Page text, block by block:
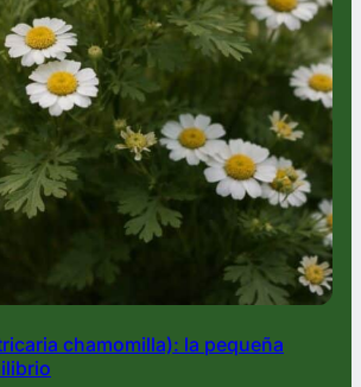
chamomilla): la pequeña